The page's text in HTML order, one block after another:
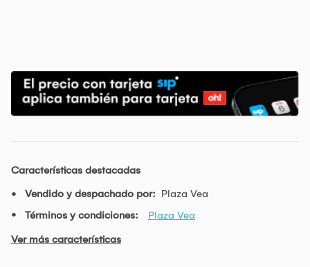
Características destacadas
Vendido y despachado por: Plaza Vea
Términos y condiciones:
Plaza Vea
Ver más características